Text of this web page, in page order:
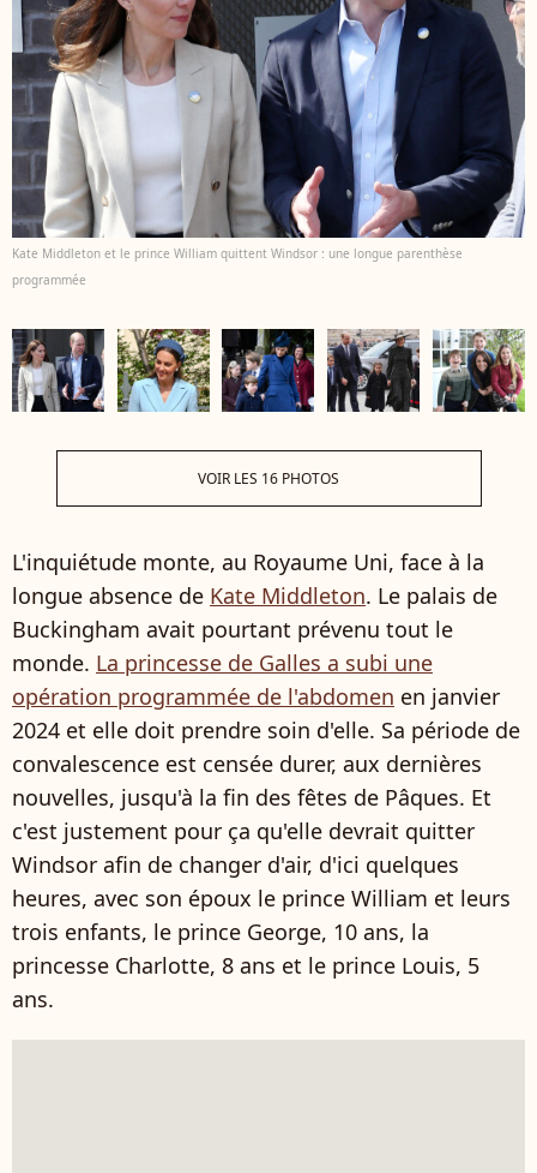
Kate Middleton et le prince William quittent Windsor : une longue parenthèse
programmée
VOIR LES 16 PHOTOS
L'inquiétude monte, au Royaume Uni, face à la
longue absence de Kate Middleton. Le palais de
Buckingham avait pourtant prévenu tout le
monde. La princesse de Galles a subi une
opération programmée de l'abdomen en janvier
2024 et elle doit prendre soin d'elle. Sa période de
convalescence est censée durer, aux dernières
nouvelles, jusqu'à la fin des fêtes de Pâques. Et
c'est justement pour ça qu'elle devrait quitter
Windsor afin de changer d'air, d'ici quelques
heures, avec son époux le prince William et leurs
trois enfants, le prince George, 10 ans, la
princesse Charlotte, 8 ans et le prince Louis, 5
ans.